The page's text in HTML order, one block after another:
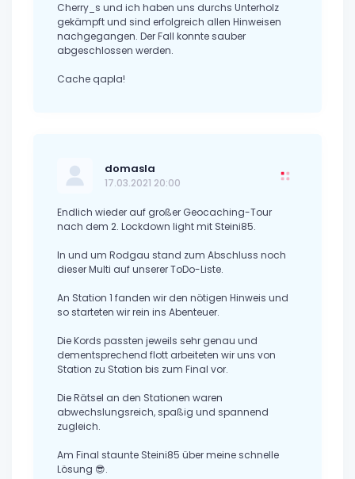
Cherry_s und ich haben uns durchs Unterholz
gekämpft und sind erfolgreich allen Hinweisen
nachgegangen. Der Fall konnte sauber
abgeschlossen werden.
Cache qapla!
domasla
17.03.2021 20:00
Endlich wieder auf großer Geocaching-Tour
nach dem 2. Lockdown light mit Steini85.
In und um Rodgau stand zum Abschluss noch
dieser Multi auf unserer ToDo-Liste.
An Station 1 fanden wir den nötigen Hinweis und
so starteten wir rein ins Abenteuer.
Die Kords passten jeweils sehr genau und
dementsprechend flott arbeiteten wir uns von
Station zu Station bis zum Final vor.
Die Rätsel an den Stationen waren
abwechslungsreich, spaßig und spannend
zugleich.
Am Final staunte Steini85 über meine schnelle
Lösung 😎.